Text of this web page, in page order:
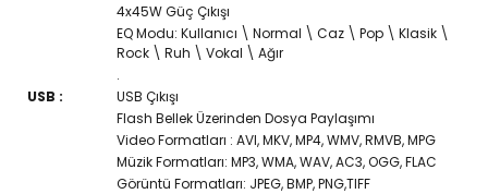
4x45W Güç Çıkışı
EQ Modu: Kullanıcı \ Normal \ Caz \ Pop \ Klasik \
Rock \ Ruh \ Vokal \ Ağır
.
USB :
USB Çıkışı
Flash Bellek Üzerinden Dosya Paylaşımı
Video Formatları : AVI, MKV, MP4, WMV, RMVB, MPG
Müzik Formatları: MP3, WMA, WAV, AC3, OGG, FLAC
Görüntü Formatları: JPEG, BMP, PNG,TIFF